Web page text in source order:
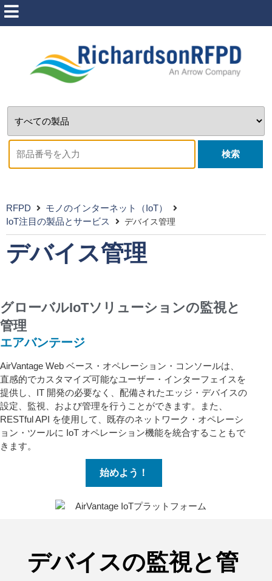
検索
RFPD
モノのインターネット（IoT）
IoT注目の製品とサービス
デバイス管理
デバイス管理
グローバルIoTソリューションの監視と
管理
エアバンテージ
AirVantage Web ベース・オペレーション・コンソールは、
直感的でカスタマイズ可能なユーザー・インターフェイスを
提供し、IT 開発の必要なく、配備されたエッジ・デバイスの
設定、監視、および管理を行うことができます。また、
RESTful API を使用して、既存のネットワーク・オペレーシ
ョン・ツールに IoT オペレーション機能を統合することもで
きます。
始めよう！
デバイスの監視と管